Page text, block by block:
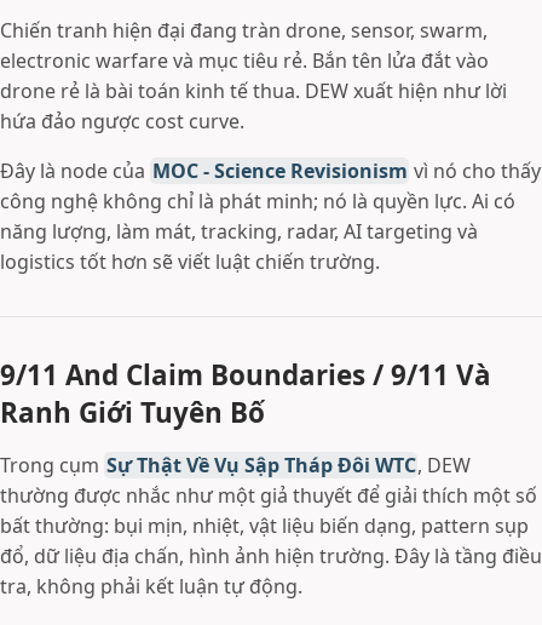
Chiến tranh hiện đại đang tràn drone, sensor, swarm,
electronic warfare và mục tiêu rẻ. Bắn tên lửa đắt vào
drone rẻ là bài toán kinh tế thua. DEW xuất hiện như lời
hứa đảo ngược cost curve.
Đây là node của MOC - Science Revisionism vì nó cho thấy
công nghệ không chỉ là phát minh; nó là quyền lực. Ai có
năng lượng, làm mát, tracking, radar, AI targeting và
logistics tốt hơn sẽ viết luật chiến trường.
9/11 And Claim Boundaries / 9/11 Và
Ranh Giới Tuyên Bố
Trong cụm Sự Thật Về Vụ Sập Tháp Đôi WTC, DEW
thường được nhắc như một giả thuyết để giải thích một số
bất thường: bụi mịn, nhiệt, vật liệu biến dạng, pattern sụp
đổ, dữ liệu địa chấn, hình ảnh hiện trường. Đây là tầng điều
tra, không phải kết luận tự động.